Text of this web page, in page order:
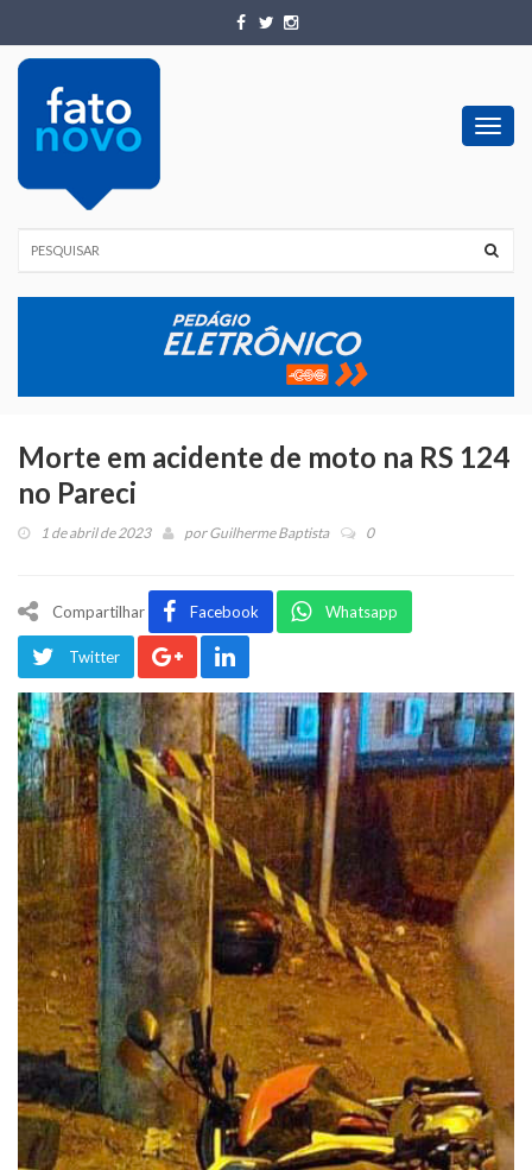
Morte em acidente de moto na RS 124
no Pareci
1 de abril de 2023 porGuilherme Baptista 0
Compartilhar Facebook Whatsapp
Twitter